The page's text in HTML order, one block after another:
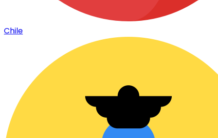
Chile